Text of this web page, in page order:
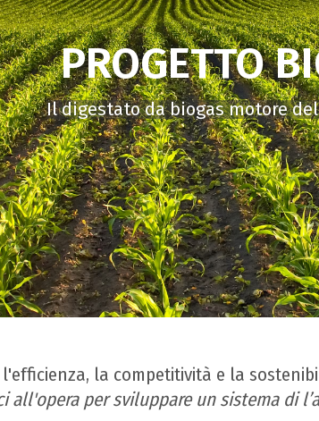
PROGETTO
Il digestato da biogas motore
la competitività e la
per sviluppare un sistema di